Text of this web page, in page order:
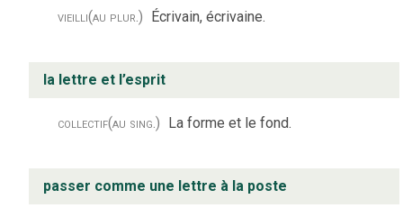
vieilli(au plur.) Écrivain, écrivaine.
la lettre et l’esprit
collectif(au sing.) La forme et le fond.
passer comme une lettre à la poste